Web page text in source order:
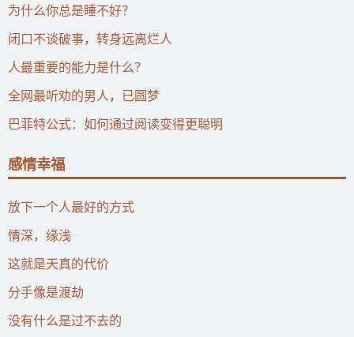
为什么你总是睡不好？
闭口不谈破事，转身远离烂人
人最重要的能力是什么？
全网最听劝的男人，已圆梦
巴菲特公式：如何通过阅读变得更聪明
感情幸福
放下一个人最好的方式
情深，缘浅
这就是天真的代价
分手像是渡劫
没有什么是过不去的